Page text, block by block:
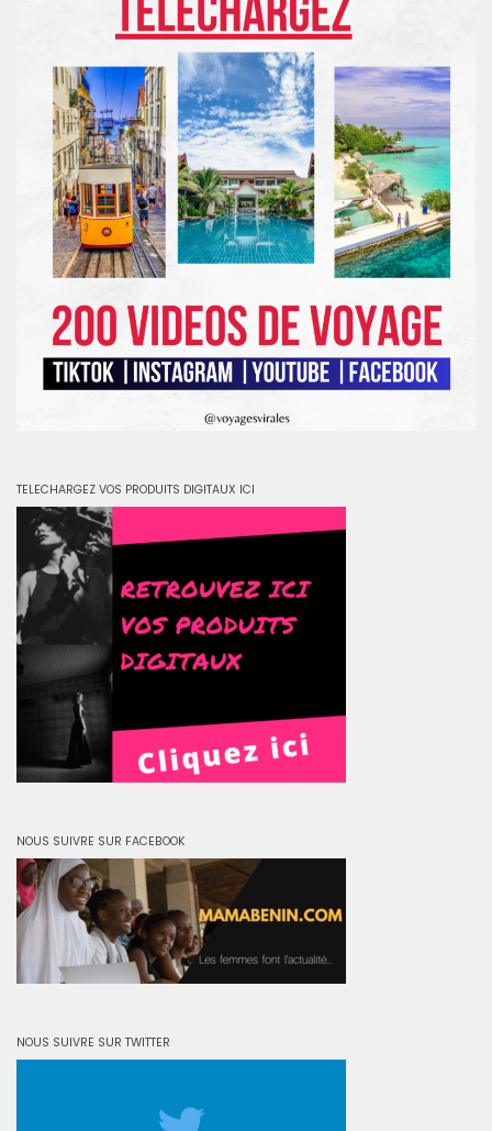
TELECHARGEZ VOS PRODUITS DIGITAUX ICI
NOUS SUIVRE SUR FACEBOOK
NOUS SUIVRE SUR TWITTER